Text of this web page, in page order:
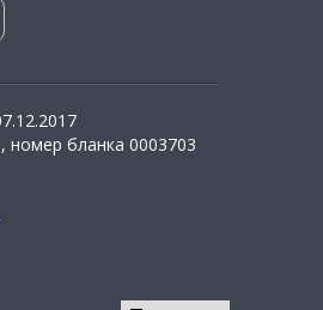
номер бланка 0003703